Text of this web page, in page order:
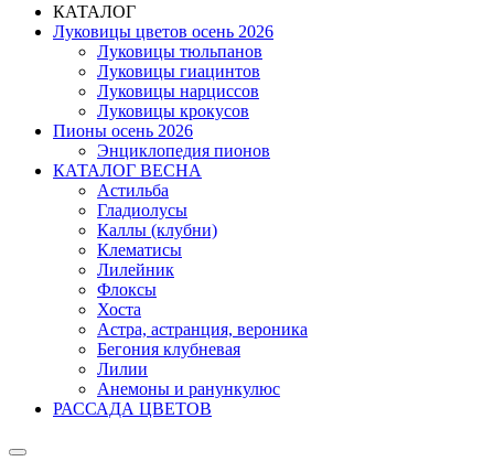
КАТАЛОГ
Луковицы цветов осень 2026
Луковицы тюльпанов
Луковицы гиацинтов
Луковицы нарциссов
Луковицы крокусов
Пионы осень 2026
Энциклопедия пионов
КАТАЛОГ ВЕСНА
Астильба
Гладиолусы
Каллы (клубни)
Клематисы
Лилейник
Флоксы
Хоста
Астра, астранция, вероника
Бегония клубневая
Лилии
Анемоны и ранункулюс
РАССАДА ЦВЕТОВ